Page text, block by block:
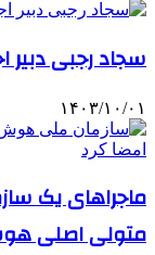
سجاد رجبی دبیر
۱۴۰۳/۱۰/۰۱
ماجراهای یک
متولی اصلی